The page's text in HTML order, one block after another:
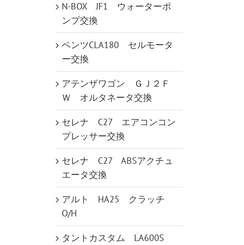
N-BOX JF1 ウォーターポ
ンプ交換
ベンツCLA180 セルモータ
ー交換
アテンザワゴン ＧＪ２Ｆ
Ｗ オルタネータ交換
セレナ C27 エアコンコン
プレッサー交換
セレナ C27 ABSアクチュ
エータ交換
アルト HA25 クラッチ
O/H
タントカスタム LA600S